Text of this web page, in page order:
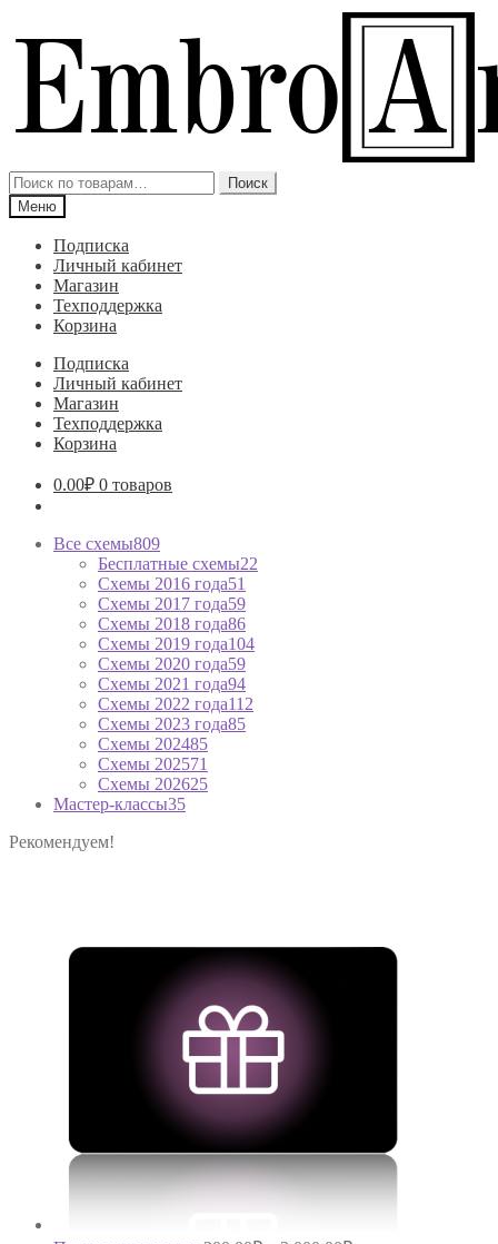
к
навигации
к
содержимому
Искать:
Поиск
Меню
Подписка
Личный кабинет
Магазин
Техподдержка
Корзина
Подписка
Личный кабинет
Магазин
Техподдержка
Корзина
0.00₽ 0 товаров
Все схемы809
Бесплатные схемы22
Схемы 2016 года51
Схемы 2017 года59
Схемы 2018 года86
Схемы 2019 года104
Схемы 2020 года59
Схемы 2021 года94
Схемы 2022 года112
Схемы 2023 года85
Схемы 202485
Схемы 202571
Схемы 202625
Мастер-классы35
Рекомендуем!